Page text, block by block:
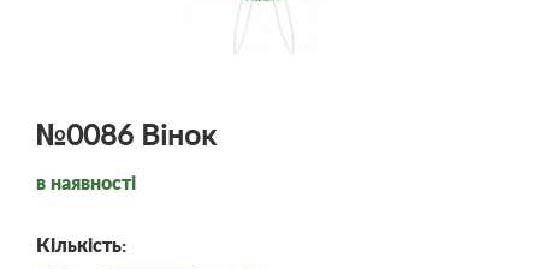
№0086 Вінок
в наявності
Кількість: